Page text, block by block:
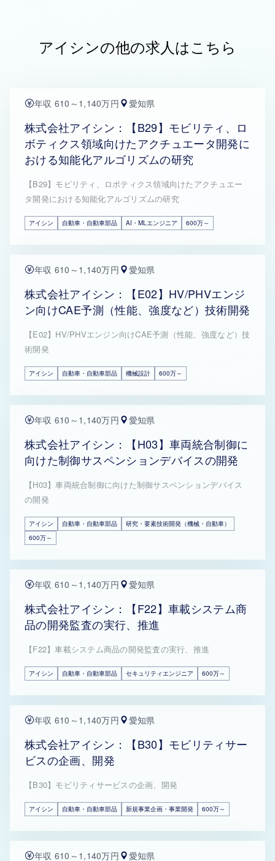
アイシンの他の求人はこちら
年収 610～1,140万円 愛知県
株式会社アイシン：【B29】モビリティ、ロ
ボティクス領域向けたアクチュエータ開発に
おける知能化アルゴリズムの研究
【B29】モビリティ、ロボティクス領域向けたアクチュエー
タ開発における知能化アルゴリズムの研究
アイシン 自動車・自動車部品 AI・MLエンジニア 600万～
年収 610～1,140万円 愛知県
株式会社アイシン：【E02】HV/PHVエンジ
ン向けCAE予測（性能、強度など）技術開発
【E02】HV/PHVエンジン向けCAE予測（性能、強度など）技
術開発
アイシン 自動車・自動車部品 機械設計 600万～
年収 610～1,140万円 愛知県
株式会社アイシン：【H03】車両統合制御に
向けた制御サスペンションデバイスの開発
【H03】車両統合制御に向けた制御サスペンションデバイス
の開発
アイシン 自動車・自動車部品
研究・要素技術開発（機械・自動車）
600万～
年収 610～1,140万円 愛知県
株式会社アイシン：【F22】車載システム商
品の開発監査の実行、推進
【F22】車載システム商品の開発監査の実行、推進
アイシン 自動車・自動車部品 セキュリティエンジニア 600万～
年収 610～1,140万円 愛知県
株式会社アイシン：【B30】モビリティサー
ビスの企画、開発
【B30】モビリティサービスの企画、開発
アイシン 自動車・自動車部品 新規事業企画・事業開発 600万～
年収 610～1,140万円 愛知県